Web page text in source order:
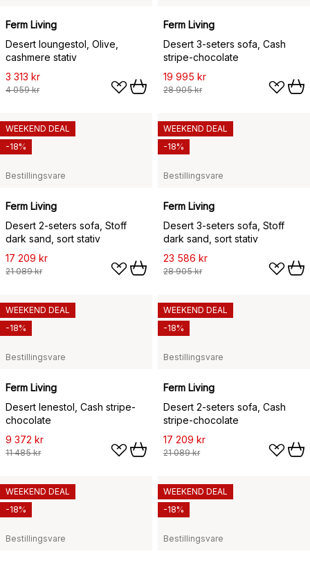
Ferm Living
Desert loungestol, Olive,
cashmere stativ
3 313 kr
4 059 kr
Ferm Living
Desert 3-seters sofa, Cash
stripe-chocolate
19 995 kr
28 905 kr
Bestillingsvare
Ferm Living
Desert 2-seters sofa, Stoff
dark sand, sort stativ
17 209 kr
21 089 kr
WEEKEND DEAL
-18%
Bestillingsvare
Ferm Living
Desert 3-seters sofa, Stoff
dark sand, sort stativ
23 586 kr
28 905 kr
WEEKEND DEAL
-18%
Bestillingsvare
Ferm Living
Desert lenestol, Cash stripe-
chocolate
9 372 kr
11 485 kr
WEEKEND DEAL
-18%
Bestillingsvare
Ferm Living
Desert 2-seters sofa, Cash
stripe-chocolate
17 209 kr
21 089 kr
WEEKEND DEAL
-18%
Bestillingsvare
WEEKEND DEAL
-18%
Bestillingsvare
WEEKEND DEAL
-18%